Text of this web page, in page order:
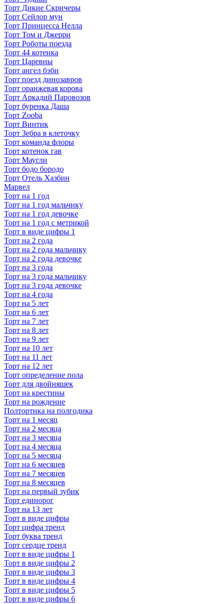
Торт Дикие Скричеры
Торт Сейлор мун
Торт Принцесса Нелла
Торт Том и Джерри
Торт Роботы поезда
Торт 44 котенка
Торт Царевны
Торт ангел бэби
Торт поезд динозавров
Торт оранжевая корова
Торт Аркадий Паровозов
Торт буренка Даша
Торт Zooba
Торт Винтик
Торт Зебра в клеточку
Торт команда флоры
Торт котенок гав
Торт Маугли
Торт бодо бородо
Торт Отель Хазбин
Марвел
Торт на 1 год
Торт на 1 год мальчику
Торт на 1 год девочке
Торт на 1 год с метрикой
Торт в виде цифры 1
Торт на 2 года
Торт на 2 года мальчику
Торт на 2 года девочке
Торт на 3 года
Торт на 3 года мальчику
Торт на 3 года девочке
Торт на 4 года
Торт на 5 лет
Торт на 6 лет
Торт на 7 лет
Торт на 8 лет
Торт на 9 лет
Торт на 10 лет
Торт на 11 лет
Торт на 12 лет
Торт определение пола
Торт для двойняшек
Торт на крестины
Торт на рождение
Полтортика на полгодика
Торт на 1 месяц
Торт на 2 месяца
Торт на 3 месяца
Торт на 4 месяца
Торт на 5 месяца
Торт на 6 месяцев
Торт на 7 месяцев
Торт на 8 месяцев
Торт на первый зубик
Торт единорог
Торт на 13 лет
Торт в виде цифры
Торт цифра тренд
Торт буква тренд
Торт сердце тренд
Торт в виде цифры 1
Торт в виде цифры 2
Торт в виде цифры 3
Торт в виде цифры 4
Торт в виде цифры 5
Торт в виде цифры 6